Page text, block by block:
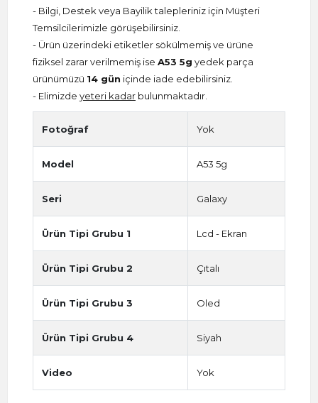
- Bilgi, Destek veya Bayilik talepleriniz için Müşteri
Temsilcilerimizle görüşebilirsiniz.
- Ürün üzerindeki etiketler sökülmemiş ve ürüne
fiziksel zarar verilmemiş ise A53 5g yedek parça
ürünümüzü 14 gün içinde iade edebilirsiniz.
- Elimizde yeteri kadar bulunmaktadır.
Fotoğraf Yok
Model A53 5g
Seri Galaxy
Ürün Tipi Grubu 1 Lcd - Ekran
Ürün Tipi Grubu 2 Çıtalı
Ürün Tipi Grubu 3 Oled
Ürün Tipi Grubu 4 Siyah
Video Yok